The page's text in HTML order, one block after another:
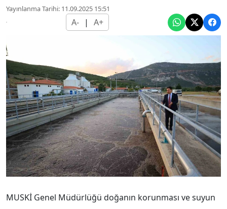
Yayınlanma Tarihi: 11.09.2025 15:51
A- | A+
MUSKİ Genel Müdürlüğü doğanın korunması ve suyun